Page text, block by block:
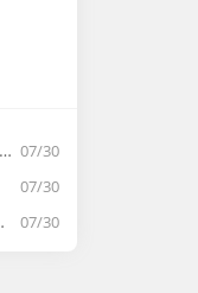
07/30
07/30
07/30